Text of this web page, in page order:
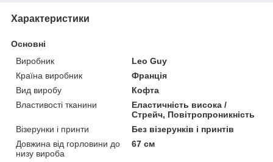
Характеристики
Основні
Виробник
Leo Guy
Країна виробник
Франція
Вид виробу
Кофта
Властивості тканини
Еластичність висока /
Стрейч, Повітропроникність
Візерунки і принти
Без візерунків і принтів
Довжина від горловини до
низу вироба
67 см